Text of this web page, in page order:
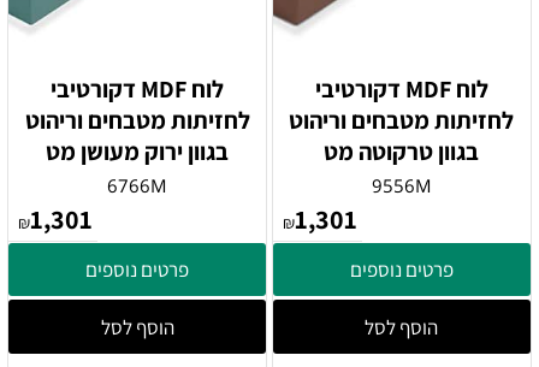
לוח MDF דקורטיבי
לחזיתות מטבחים וריהוט
בגוון טרקוטה מט
9556M
₪1,301
פרטים נוספים
הוסף לסל
לוח MDF דקורטיבי
לחזיתות מטבחים וריהוט
בגוון ירוק מעושן מט
6766M
₪1,301
פרטים נוספים
הוסף לסל